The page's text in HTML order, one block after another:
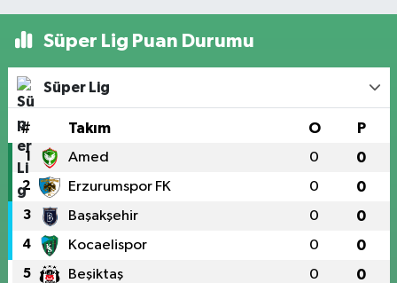
Süper Lig Puan Durumu
Süper Lig
# Takım O P
1 Amed 0 0
2 Erzurumspor FK 0 0
3 Başakşehir 0 0
4 Kocaelispor 0 0
5 Beşiktaş 0 0